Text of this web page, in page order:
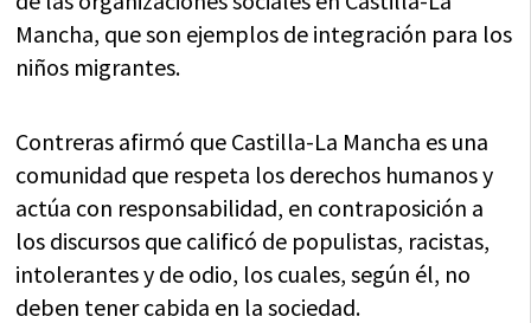
Mancha, que son ejemplos de integración para los
niños migrantes.
Contreras afirmó que Castilla-La Mancha es una
comunidad que respeta los derechos humanos y
actúa con responsabilidad, en contraposición a
los discursos que calificó de populistas, racistas,
intolerantes y de odio, los cuales, según él, no
deben tener cabida en la sociedad.